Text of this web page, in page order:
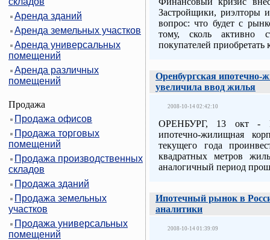
Аренда зданий
Аренда земельных участков
Аренда универсальных
помещений
Аренда различных
помещений
Продажа
Продажа офисов
Продажа торговых
помещений
Продажа производственных
складов
Продажа зданий
Продажа земельных
участков
Продажа универсальных
помещений
Застройщики, риэлторы
вопрос: что будет с
тому, сколь активно
покупателей приобретать
Оренбургская
увеличила ввод жилья
2008-10-14 02:42:10
ОРЕНБУРГ, 13 окт -
ипотечно-жилищная
текущего года
квадратных метров
аналогичный период
Ипотечный рынок в
аналитики
2008-10-14 01:39:09